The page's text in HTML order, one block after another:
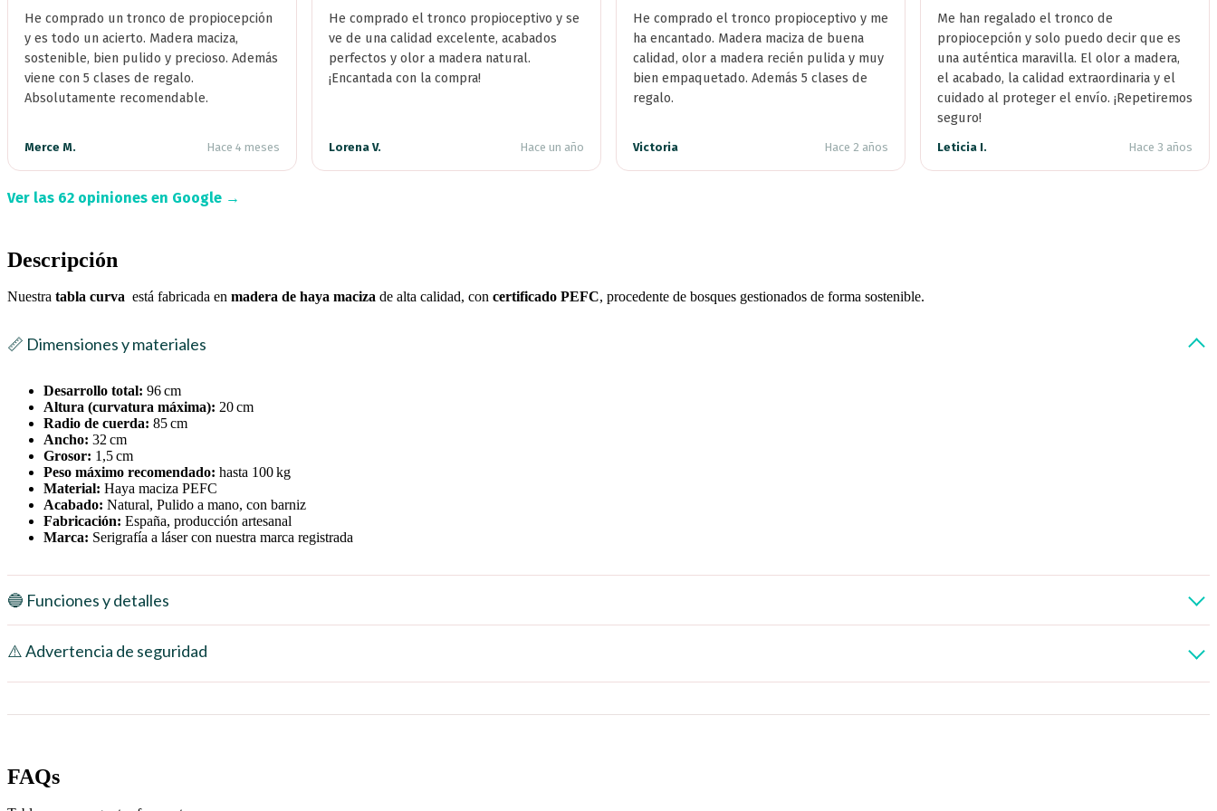
He comprado un tronco de propiocepción
y es todo un acierto. Madera maciza,
sostenible, bien pulido y precioso. Además
viene con 5 clases de regalo.
Absolutamente recomendable.
Merce M. Hace 4 meses
He comprado el tronco propioceptivo y se
ve de una calidad excelente, acabados
perfectos y olor a madera natural.
¡Encantada con la compra!
Lorena V. Hace un año
He comprado el tronco propioceptivo y me
ha encantado. Madera maciza de buena
calidad, olor a madera recién pulida y muy
bien empaquetado. Además 5 clases de
regalo.
Victoria Hace 2 años
Me han regalado el tronco de
propiocepción y solo puedo decir que es
una auténtica maravilla. El olor a madera,
el acabado, la calidad extraordinaria y el
cuidado al proteger el envío. ¡Repetiremos
seguro!
Leticia I. Hace 3 años
Ver las 62 opiniones en Google →
Descripción
Nuestra tabla curva está fabricada en madera de haya maciza de alta calidad, con certificado PEFC, procedente de bosques gestionados de forma sostenible.
📏 Dimensiones y materiales
Desarrollo total: 96 cm
Altura (curvatura máxima): 20 cm
Radio de cuerda: 85 cm
Ancho: 32 cm
Grosor: 1,5 cm
Peso máximo recomendado: hasta 100 kg
Material: Haya maciza PEFC
Acabado: Natural, Pulido a mano, con barniz
Fabricación: España, producción artesanal
Marca: Serigrafía a láser con nuestra marca registrada
🔵 Funciones y detalles
⚠️ Advertencia de seguridad
FAQs